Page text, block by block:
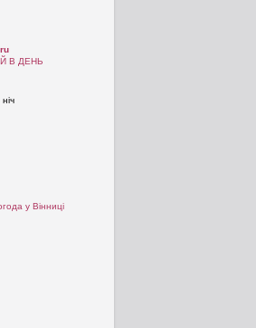
В ДЕНЬ
у Вінниці